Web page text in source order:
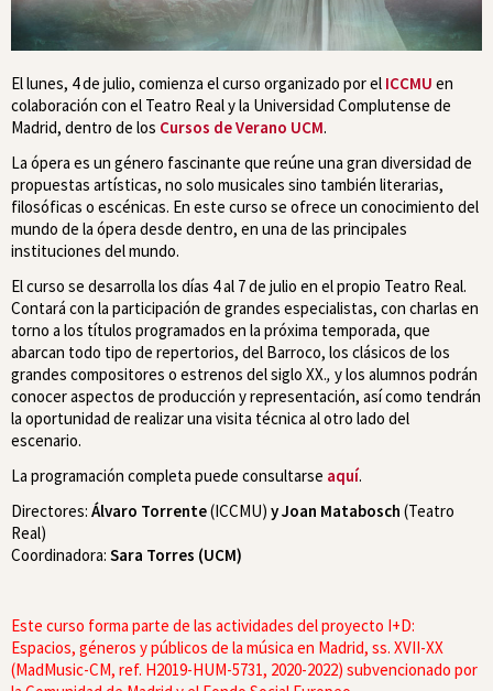
El lunes, 4 de julio, comienza el curso organizado por el ICCMU en
colaboración con el Teatro Real y la Universidad Complutense de
Madrid, dentro de los Cursos de Verano UCM.
La ópera es un género fascinante que reúne una gran diversidad de
propuestas artísticas, no solo musicales sino también literarias,
filosóficas o escénicas. En este curso se ofrece un conocimiento del
mundo de la ópera desde dentro, en una de las principales
instituciones del mundo.
El curso se desarrolla los días 4 al 7 de julio en el propio Teatro Real.
Contará con la participación de grandes especialistas, con charlas en
torno a los títulos programados en la próxima temporada, que
abarcan todo tipo de repertorios, del Barroco, los clásicos de los
grandes compositores o estrenos del siglo XX., y los alumnos podrán
conocer aspectos de producción y representación, así como tendrán
la oportunidad de realizar una visita técnica al otro lado del
escenario.
La programación completa puede consultarse aquí.
Directores: Álvaro Torrente(ICCMU) y Joan Matabosch (Teatro
Real)
Coordinadora: Sara Torres (UCM)
Este curso forma parte de las actividades del proyecto I+D:
Espacios, géneros y públicos de la música en Madrid, ss. XVII-XX
(MadMusic-CM, ref. H2019-HUM-5731, 2020-2022) subvencionado por